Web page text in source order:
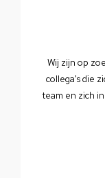
Wij zijn op
collega's die
team en zich